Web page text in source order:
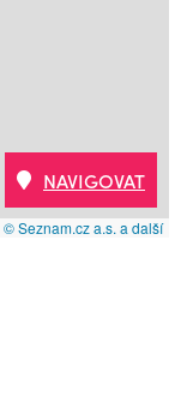
© Seznam.cz a.s. a další
NAVIGOVAT